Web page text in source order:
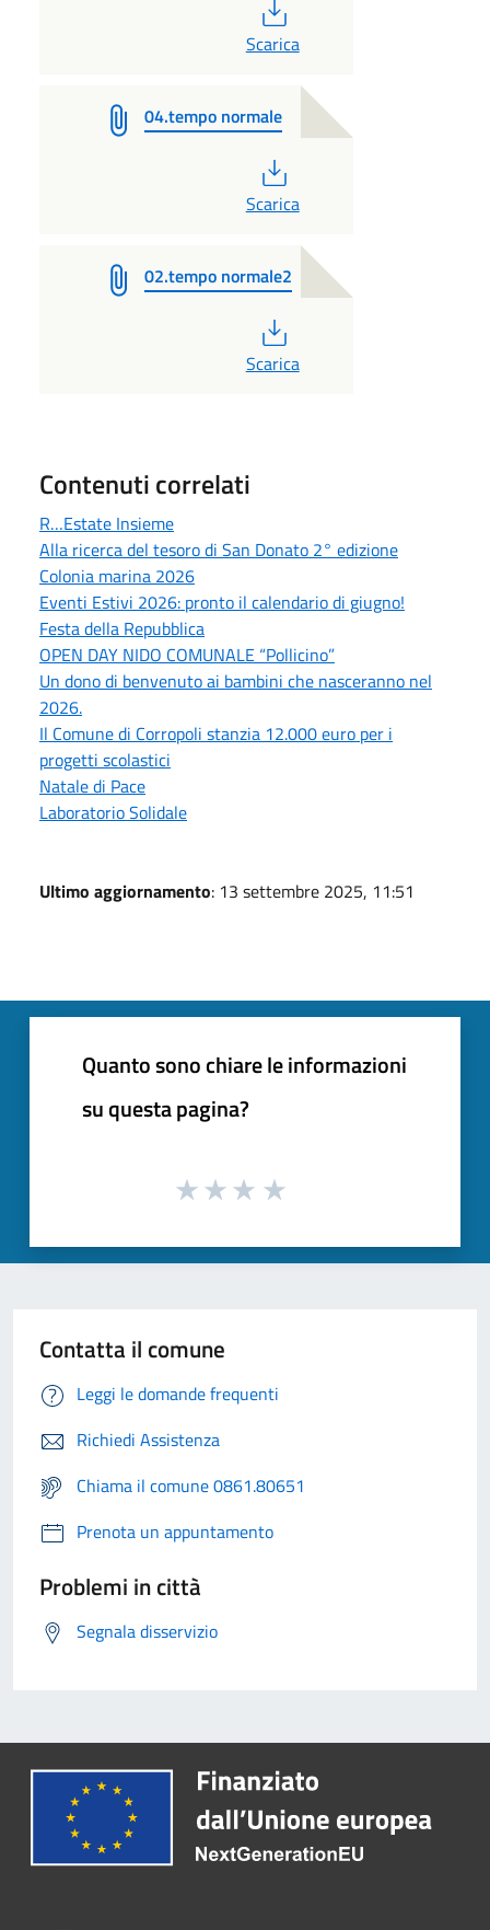
Scarica
04.tempo normale
Scarica
02.tempo normale2
Scarica
Contenuti correlati
R…Estate Insieme
Alla ricerca del tesoro di San Donato 2° edizione
Colonia marina 2026
Eventi Estivi 2026: pronto il calendario di giugno!
Festa della Repubblica
OPEN DAY NIDO COMUNALE “Pollicino”
Un dono di benvenuto ai bambini che nasceranno nel
2026.
Il Comune di Corropoli stanzia 12.000 euro per i
progetti scolastici
Natale di Pace
Laboratorio Solidale
Ultimo aggiornamento: 13 settembre 2025, 11:51
Quanto sono chiare le informazioni
su questa pagina?
Contatta il comune
Leggi le domande frequenti
Richiedi Assistenza
Chiama il comune 0861.80651
Prenota un appuntamento
Problemi in città
Segnala disservizio